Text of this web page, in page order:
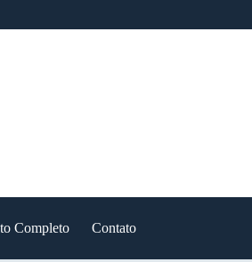
Completo Contato